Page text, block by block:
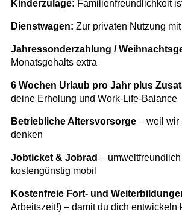
Kinderzulage: Familienfreundlichkeit
Dienstwagen: Zur privaten Nutzung
Jahressonderzahlung /
Monatsgehalts extra
6 Wochen Urlaub pro Jahr plus
deine Erholung und Work-Life-Balance
Betriebliche Altersvorsorge– weil wir
denken
Jobticket & Jobrad – umweltfreundlich
kostengünstig mobil
Kostenfreie Fort- und
Arbeitszeit!) – damit du dich entwickeln